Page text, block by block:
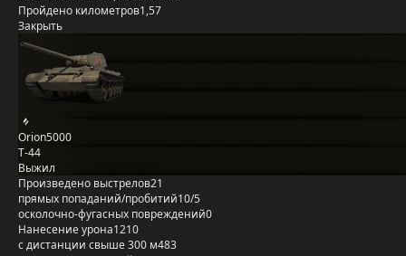
Пройдено километров1,57
Закрыть
Orion5000
Т-44
Выжил
Произведено выстрелов21
прямых попаданий/пробитий10/5
осколочно-фугасных повреждений0
Нанесение урона1210
с дистанции свыше 300 м483